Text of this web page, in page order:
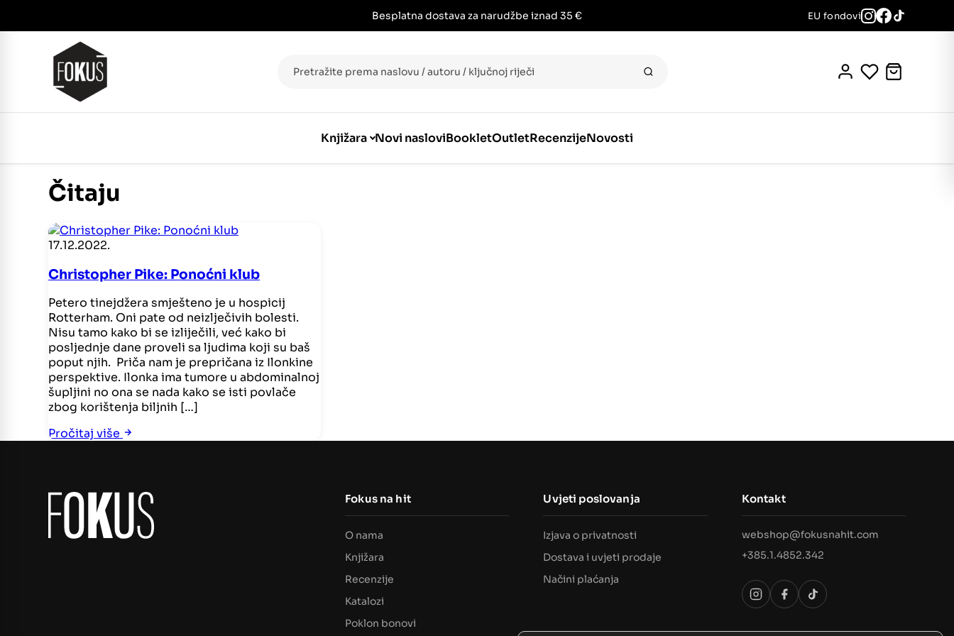
Besplatna dostava za narudžbe iznad 35 € EU fondovi
Knjižara Novi nasloviBookletOutletRecenzijeNovosti
Čitaju
17.12.2022.
Christopher Pike: Ponoćni klub
Petero tinejdžera smješteno je u hospicij
Rotterham. Oni pate od neizlječivih bolesti.
Nisu tamo kako bi se izliječili, već kako bi
posljednje dane proveli sa ljudima koji su baš
poput njih. Priča nam je prepričana iz Ilonkine
perspektive. Ilonka ima tumore u abdominalnoj
šupljini no ona se nada kako se isti povlače
zbog korištenja biljnih […]
Pročitaj više
Fokus na hit
O nama
Knjižara
Recenzije
Katalozi
Poklon bonovi
Uvjeti poslovanja
Izjava o privatnosti
Dostava i uvjeti prodaje
Načini plaćanja
Kontakt
webshop@fokusnahit.com
+385.1.4852.342